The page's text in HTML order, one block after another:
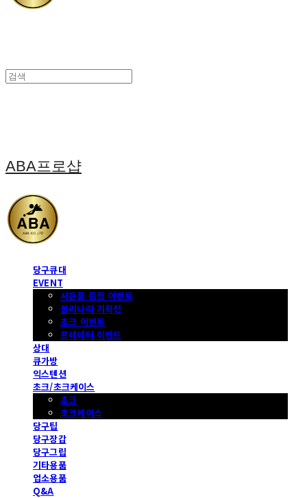
ABA프로샵
당구큐대
EVENT
사은품 증정 이벤트
몰리나리 기획전
초크 이벤트
프레데터 이벤트
상대
큐가방
익스텐션
초크/초크케이스
초크
초크케이스
당구팁
당구장갑
당구그립
기타용품
업소용품
Q&A